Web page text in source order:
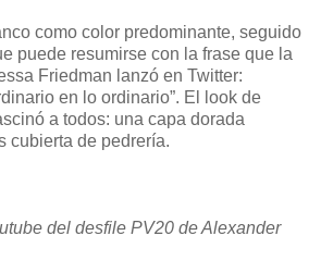
como color predominante, seguido
puede resumirse con la frase que la
Friedman lanzó en Twitter:
en lo ordinario”. El look de
a todos: una capa dorada
cubierta de pedrería.
del desfile PV20 de Alexander